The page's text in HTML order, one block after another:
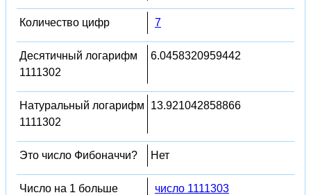
Количество цифр 7
Десятичный логарифм
1111302
6.0458320959442
Натуральный логарифм
1111302
13.921042858866
Это число Фибоначчи? Нет
Число на 1 больше
число 1111303